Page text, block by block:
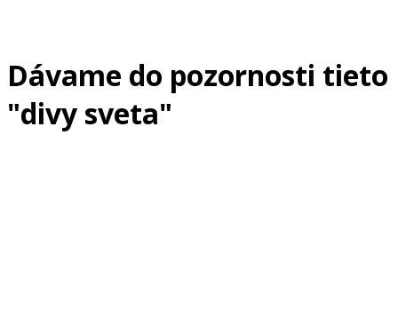
Dávame do pozornosti tieto
"divy sveta"